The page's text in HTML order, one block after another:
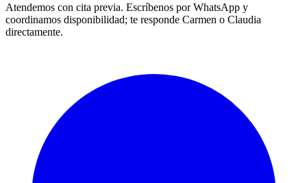
Atendemos con cita previa. Escríbenos por WhatsApp y
coordinamos disponibilidad; te responde Carmen o Claudia
directamente.